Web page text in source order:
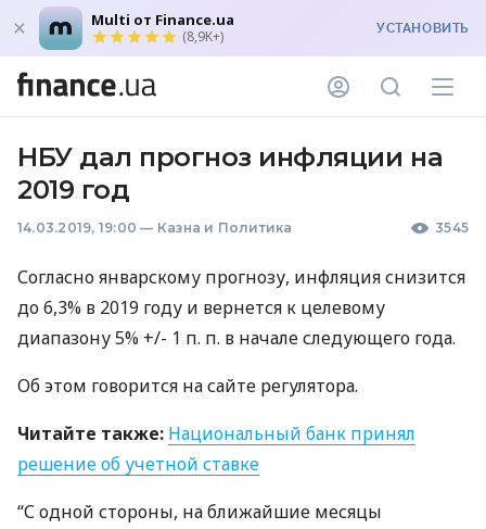
Multi от Finance.ua
(8,9K+) УСТАНОВИТЬ
НБУ дал прогноз инфляции на
2019 год
14.03.2019, 19:00 — Казна и Политика 3545
Согласно январскому прогнозу, инфляция снизится
до 6,3% в 2019 году и вернется к целевому
диапазону 5% +/- 1 п. п. в начале следующего года.
Об этом говорится на сайте регулятора.
Читайте также: Национальный банк принял
решение об учетной ставке
“С одной стороны, на ближайшие месяцы